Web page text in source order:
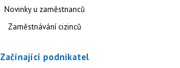
Novinky u zaměstnanců
Zaměstnávání cizinců
Začínající podnikatel